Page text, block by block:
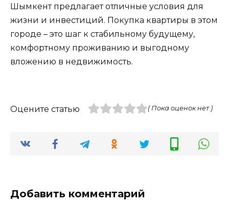
Шымкент предлагает отличные условия для
жизни и инвестиций. Покупка квартиры в этом
городе – это шаг к стабильному будущему,
комфортному проживанию и выгодному
вложению в недвижимость.
Оцените статью ( Пока оценок нет )
Добавить комментарий